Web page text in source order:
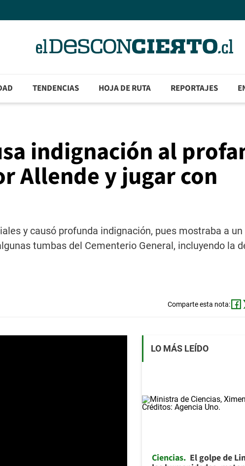
TENDENCIAS HOJA DE RUTA REPORTAJES
indignación al
Allende y jugar con
y causó profunda indignación, pues mostraba a un
tumbas del Cementerio General, incluyendo la
Comparte esta nota:
LO MÁS LEÍDO
Ciencias El golpe de